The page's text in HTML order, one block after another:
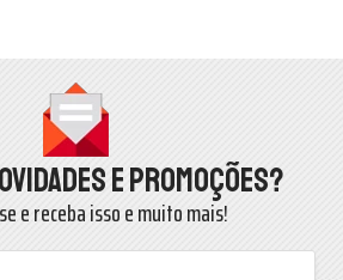
e promoções?
e receba isso e muito mais!